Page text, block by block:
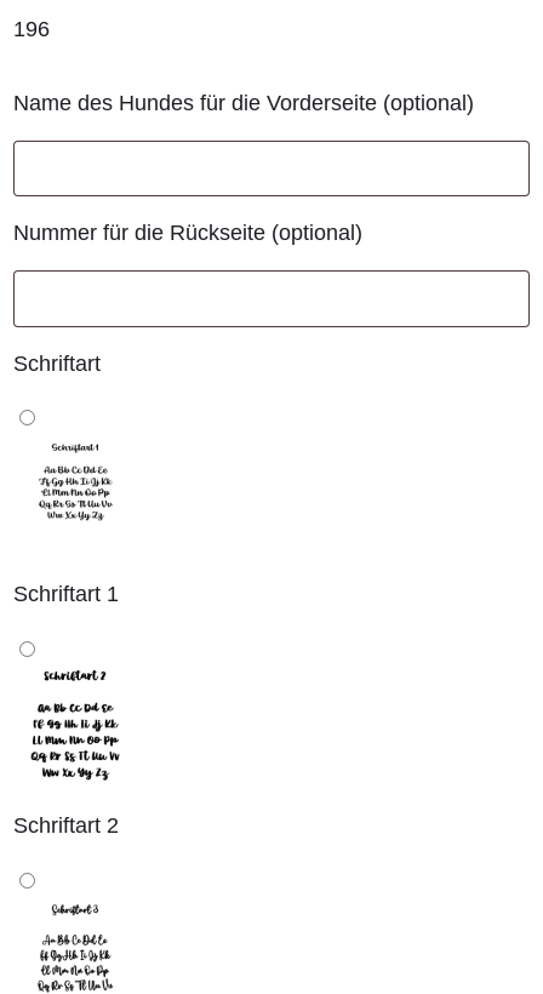
196
Name des Hundes für die Vorderseite (optional)
Nummer für die Rückseite (optional)
Schriftart
Schriftart 1
Schriftart 2